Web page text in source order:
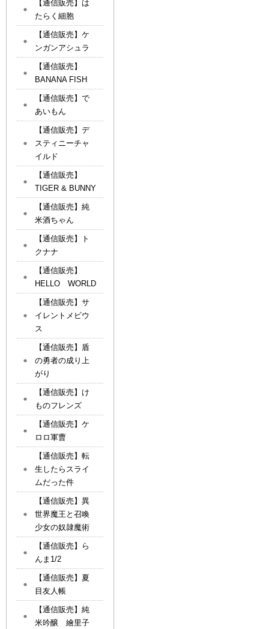
【通信販売】は
たらく細胞
【通信販売】ケ
ンガンアシュラ
【通信販売】
BANANA FISH
【通信販売】で
あいもん
【通信販売】デ
スティニーチャ
イルド
【通信販売】
TIGER & BUNNY
【通信販売】純
米酒ちゃん
【通信販売】ト
クナナ
【通信販売】
HELLO WORLD
【通信販売】サ
イレントメビウ
ス
【通信販売】盾
の勇者の成り上
がり
【通信販売】け
ものフレンズ
【通信販売】ケ
ロロ軍曹
【通信販売】転
生したらスライ
ムだった件
【通信販売】異
世界魔王と召喚
少女の奴隷魔術
【通信販売】ら
んま1/2
【通信販売】夏
目友人帳
【通信販売】純
米吟醸 繪里子